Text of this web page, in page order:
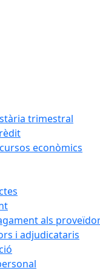
trimestral
econòmics
als
i adjudicataris